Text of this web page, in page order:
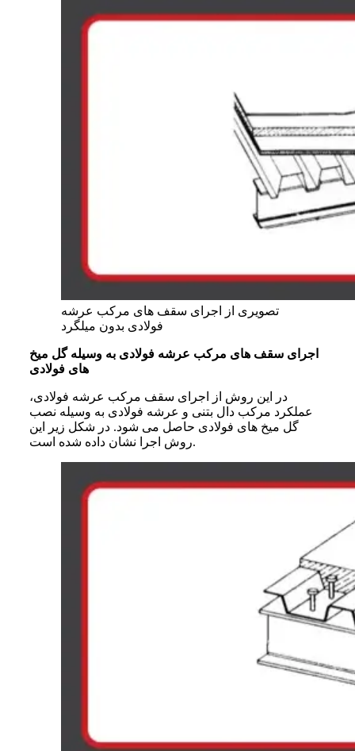
تصویری از اجرای سقف های مرکب عرشه
فولادی بدون میلگرد
اجرای سقف های مرکب عرشه فولادی به وسیله گل میخ
های فولادی
در این روش از اجرای سقف مرکب عرشه فولادی،
عملکرد مرکب دال بتنی و عرشه فولادی به وسیله نصب
گل میخ های فولادی حاصل می شود. در شکل زیر این
روش اجرا نشان داده شده است.